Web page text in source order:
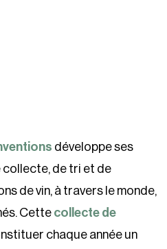
développe ses
de tri et de
de vin, à travers le monde,
Cette collecte de
chaque année un